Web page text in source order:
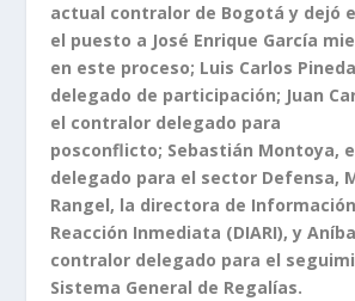
actual contralor de Bogotá y dejó
el puesto a José Enrique García
en este proceso; Luis Carlos
delegado de participación; Juan
el contralor delegado para
posconflicto; Sebastián Montoya,
delegado para el sector Defensa,
Rangel, la directora de
Reacción Inmediata (DIARI), y
contralor delegado para el
Sistema General de Regalías.